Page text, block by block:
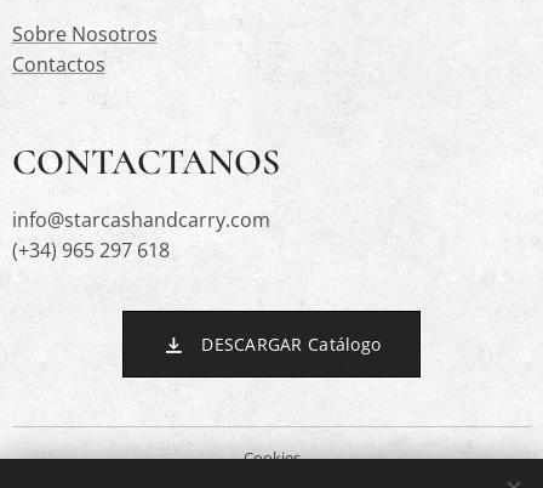
Sobre Nosotros
Contactos
CONTACTANOS
info@starcashandcarry.com
(+34) 965 297 618
DESCARGAR Catálogo
Cookies